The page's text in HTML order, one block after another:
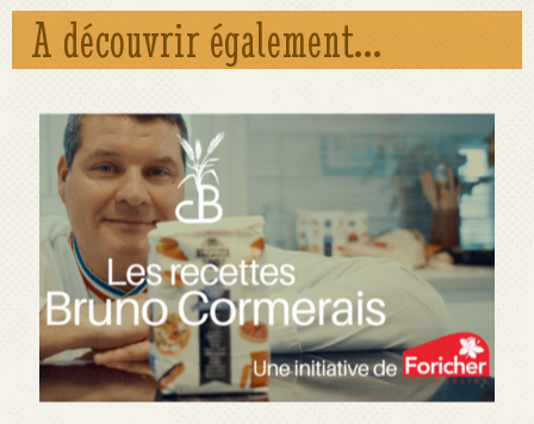
Voir le détail
A découvrir également...